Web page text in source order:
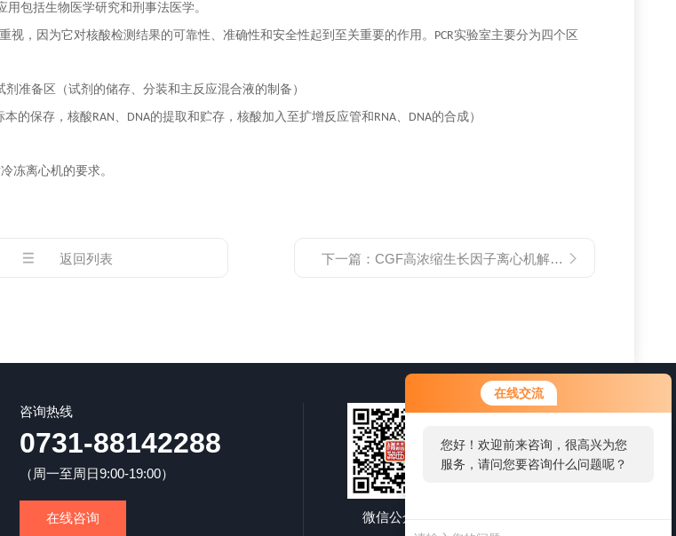
在线交流
您好！欢迎前来咨询，很高兴为您
服务，请问您要咨询什么问题呢？
包括生物医学研究和刑事法医学。
，因为它对核酸检测结果的可靠性、准确性和安全性起到至关重要的作用。 PCR实验室主要分为四个区
准备区（试剂的储存、分装和主反应混合液的制备）
本的保存，核酸RAN、 DNA的提取和贮存，核酸加入至扩增反应管和 RNA、 DNA的合成）
冻离心机的要求。
返回列表 下一篇： CGF高浓缩生长因子离心机解决口腔种植领域的诸多问题
咨询热线
0731-88142288
（周一至周日9:00-19:00）
在线咨询 微信公众号